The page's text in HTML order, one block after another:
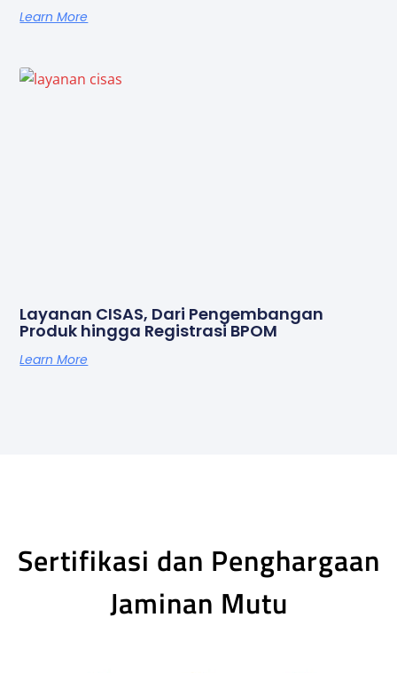
Learn More
Layanan CISAS, Dari Pengembangan
Produk hingga Registrasi BPOM
Learn More
Sertifikasi dan Penghargaan
Jaminan Mutu